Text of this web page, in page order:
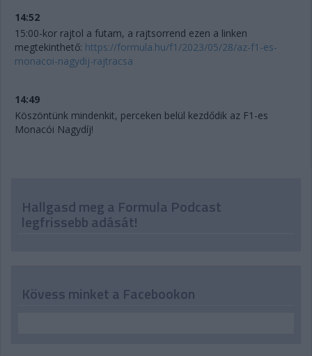
14:52
15:00-kor rajtol a futam, a rajtsorrend ezen a linken
megtekinthető: https://formula.hu/f1/2023/05/28/az-f1-es-
monacoi-nagydij-rajtracsa
14:49
Köszöntünk mindenkit, perceken belül kezdődik az F1-es
Monacói Nagydíj!
Hallgasd meg a Formula Podcast
legfrissebb adását!
Kövess minket a Facebookon